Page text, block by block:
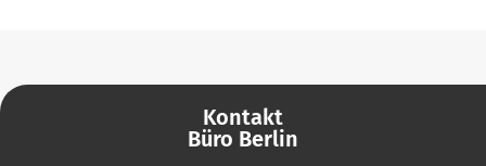
Kontakt
Büro Berlin